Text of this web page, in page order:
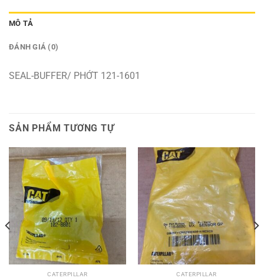
MÔ TẢ
ĐÁNH GIÁ (0)
SEAL-BUFFER/ PHỚT 121-1601
SẢN PHẨM TƯƠNG TỰ
CATERPILLAR CATERPILLAR